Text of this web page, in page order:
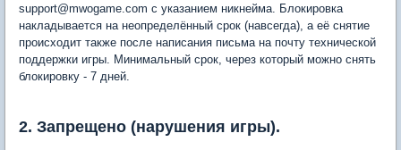
support@mwogame.com с указанием никнейма. Блокировка
накладывается на неопределённый срок (навсегда), а её снятие
происходит также после написания письма на почту технической
поддержки игры. Минимальный срок, через который можно снять
блокировку - 7 дней.
2. Запрещено (нарушения игры).